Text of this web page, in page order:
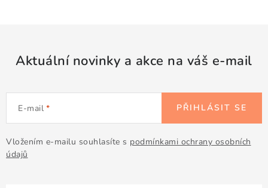
Doprava a platba
Podmínky ochrany osobních údajů
Hodnocení obchodu
Kontakty
O nás Velkoobchod
Aktuální novinky a akce na váš e-mail
E-mail
Vložením e-mailu souhlasíte s podmínkami ochrany osobních
údajů
PŘIHLÁSIT SE